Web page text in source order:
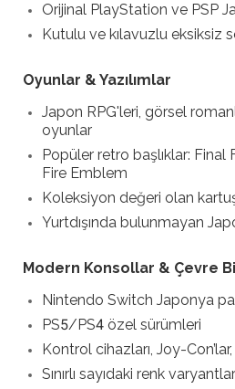
Orijinal PlayStation ve PSP
Kutulu ve kılavuzlu eksiksiz
Oyunlar & Yazılımlar
Japon RPG'leri, görsel
oyunlar
Popüler retro başlıklar: Final
Fire Emblem
Koleksiyon değeri olan
Yurtdışında bulunmayan
Modern Konsollar & Çevre
Nintendo Switch Japonya
PS5/PS4 özel sürümleri
Kontrol cihazları, Joy-
Sınırlı sayıdaki renk